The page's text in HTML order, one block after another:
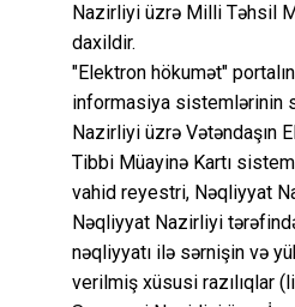
Nazirliyi üzrə Milli Təhsil
daxildir.
"Elektron hökumət"
informasiya sistemlərinin
Nazirliyi üzrə Vətəndaşın
Tibbi Müayinə Kartı
vahid reyestri, Nəqliyyat
Nəqliyyat Nazirliyi
nəqliyyatı ilə sərnişin və
verilmiş xüsusi razılıqlar